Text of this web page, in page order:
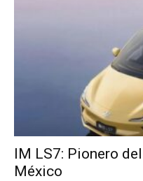
IM LS7: Pionero
México